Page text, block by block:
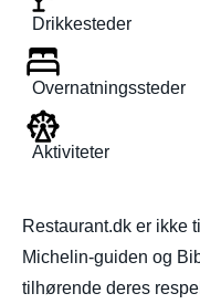
Drikkesteder
Overnatningssteder
Aktiviteter
Restaurant.dk er ikke
Michelin-guiden og
tilhørende deres